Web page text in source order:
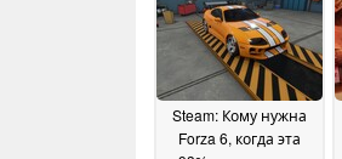
устройств15 June 2026
Steam: Кому нужна
Forza 6, когда эта